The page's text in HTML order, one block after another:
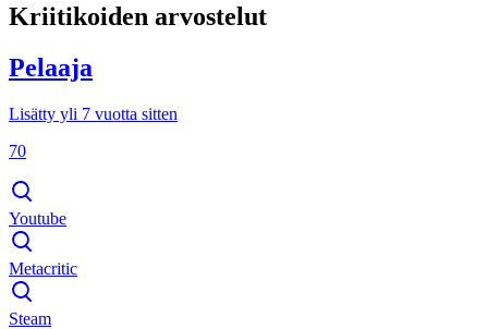
Kriitikoiden arvostelut
Pelaaja
Lisätty yli 7 vuotta sitten
70
Youtube
Metacritic
Steam